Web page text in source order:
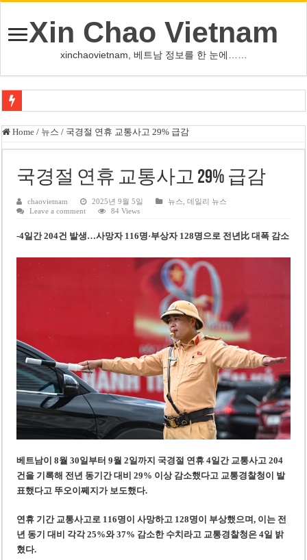
Xin Chao Vietnam
xinchaovietnam, 베트남 정보를 한 눈에……
오덕 목사, 32년 베트남 삶 담은 첫 디카시집 ‘한 컷의 서정’ 출간
베트남 화학·플라스틱 기업 납세 상위 10곳 공개…절반은 국영기업
MWG 대표 “올해 이익 목표 9조2천억동, 2~3개월 조기 달성 자신”
미화원 쪽방 휴게실 논란…허리도 못 펴는 열악한 환경
호찌민시, 올해 국경절 연휴 5일 연속 휴무 확정… 8월 29일~9월 2일
우크라이나 전황 1,623일: 키이우, 탄도미사일 요격 실패…드론, 모스크바 집
호찌민 Đá Đỏ 수로 정비 사업, 2026년 말 완공 목표
미 국방부, 육군 참모총장 임명 난항
조세심판원, 배우 유연석 30억 세금 불복 청구 기각
Home / 뉴스 / 국경절 연휴 교통사고 29% 급감
국경절 연휴 교통사고 29% 급감
chaovietnam 2025년 9월 5일 뉴스 ,데일리 뉴스
Leave a comment
84 Views
-4일간 204건 발생…사망자 116명·부상자 128명으로 전년比 대폭 감소
베트남이 8월 30일부터 9월 2일까지 국경절 연휴 4일간 교통사고 204
건을 기록해 전년 동기간 대비 29% 이상 감소했다고 교통경찰청이 발
표했다고 뚜오이쩨지가 보도했다.
연휴 기간 교통사고로 116명이 사망하고 128명이 부상했으며, 이는 전
년 동기 대비 각각 25%와 37% 감소한 수치라고 교통경찰청은 4일 밝
혔다.